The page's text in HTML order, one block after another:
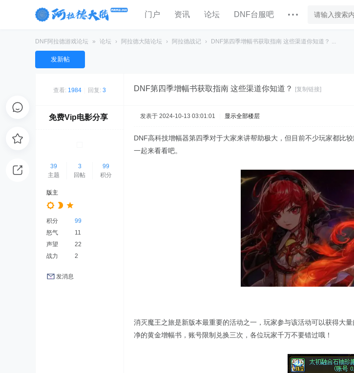
门户 资讯 论坛 DNF台服吧
DNF阿拉德游戏论坛 » 论坛 › 阿拉德大陆论坛 › 阿拉德战记 › DNF第四季增幅书获取指南 这些渠道你知道？ ...
发新帖
查看: 1984 回复: 3 DNF第四季增幅书获取指南 这些渠道你知道？ [复制链接]
免费Vip电影分享
39
主题
3
回帖
99
积分
版主
积分
99
怒气
11
声望
22
战力
2
发消息
发表于 2024-10-13 03:01:01 显示全部楼层
DNF高科技增幅器第四季对于大家来讲帮助极大，但目前不少玩家都比
一起来看看吧。
消灭魔王之旅是新版本最重要的活动之一，玩家参与该活动可以获得大
净的黄金增幅书，账号限制兑换三次，各位玩家千万不要错过哦！